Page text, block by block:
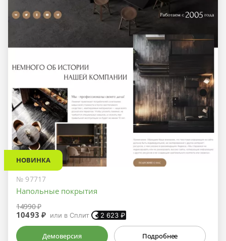
НОВИНКА
№ 97717
Напольные покрытия
14990 ₽
10493 ₽ или в Сплит 2 623 ₽
Демоверсия Подробнее